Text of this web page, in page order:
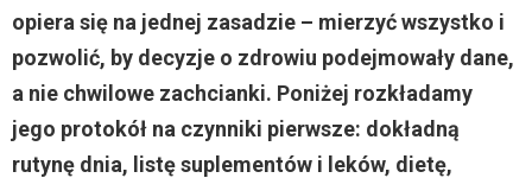
opiera się na jednej zasadzie – mierzyć wszystko i
pozwolić, by decyzje o zdrowiu podejmowały dane,
a nie chwilowe zachcianki. Poniżej rozkładamy
jego protokół na czynniki pierwsze: dokładną
rutynę dnia, listę suplementów i leków, dietę,